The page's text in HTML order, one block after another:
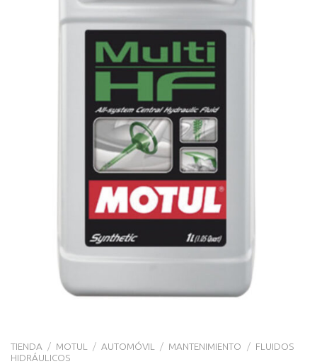
TIENDA / MOTUL / AUTOMÓVIL / MANTENIMIENTO / FLUIDOS
HIDRÁULICOS